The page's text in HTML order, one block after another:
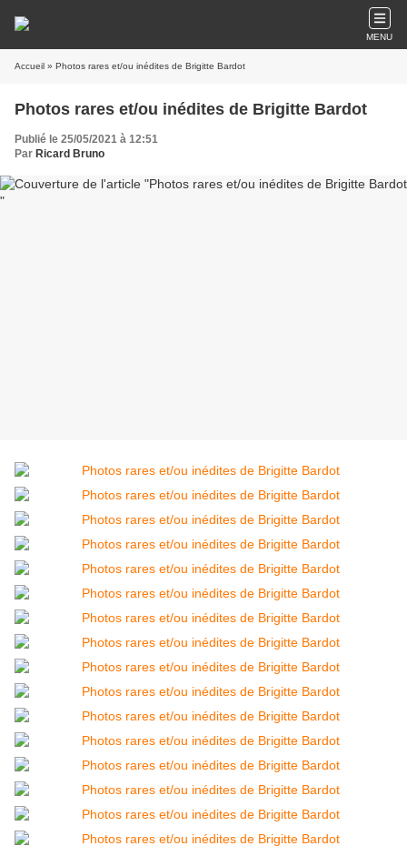
MENU
Accueil » Photos rares et/ou inédites de Brigitte Bardot
Photos rares et/ou inédites de Brigitte Bardot
Publié le 25/05/2021 à 12:51
Par Ricard Bruno